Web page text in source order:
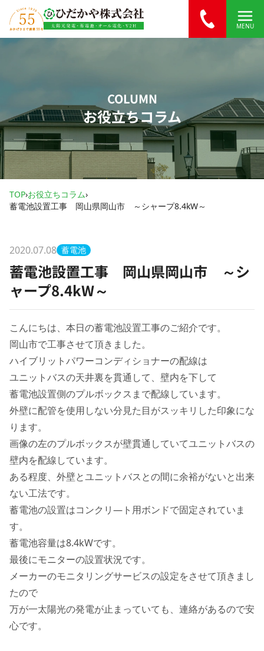
内容をスキップ
MENU
COLUMN
お役立ちコラム
TOP›お役立ちコラム›
蓄電池設置工事 岡山県岡山市 ～シャープ8.4kW～
2020.07.08 蓄電池
蓄電池設置工事 岡山県岡山市 ～シ
ャープ8.4kW～
こんにちは、本日の蓄電池設置工事のご紹介です。
岡山市で工事させて頂きました。
ハイブリットパワーコンディショナーの配線は
ユニットバスの天井裏を貫通して、壁内を下して
蓄電池設置側のプルボックスまで配線しています。
外壁に配管を使用しない分見た目がスッキリした印象にな
ります。
画像の左のプルボックスが壁貫通していてユニットバスの
壁内を配線しています。
ある程度、外壁とユニットバスとの間に余裕がないと出来
ない工法です。
蓄電池の設置はコンクリ―ト用ボンドで固定されていま
す。
蓄電池容量は8.4kWです。
最後にモニターの設置状況です。
メーカーのモニタリングサービスの設定をさせて頂きまし
たので
万が一太陽光の発電が止まっていても、連絡があるので安
心です。